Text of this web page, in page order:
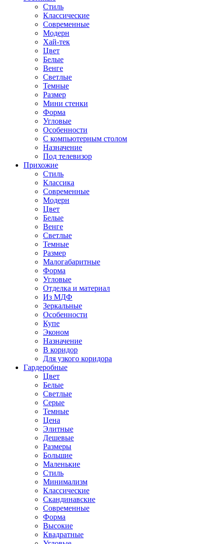
Стиль
Классические
Современные
Модерн
Хай-тек
Цвет
Белые
Венге
Светлые
Темные
Размер
Мини стенки
Форма
Угловые
Особенности
С компьютерным столом
Назначение
Под телевизор
Прихожие
Стиль
Классика
Современные
Модерн
Цвет
Белые
Венге
Светлые
Темные
Размер
Малогабаритные
Форма
Угловые
Отделка и материал
Из МДФ
Зеркальные
Особенности
Купе
Эконом
Назначение
В коридор
Для узкого коридора
Гардеробные
Цвет
Белые
Светлые
Серые
Темные
Цена
Элитные
Дешевые
Размеры
Большие
Маленькие
Стиль
Минимализм
Классические
Скандинавские
Современные
Форма
Высокие
Квадратные